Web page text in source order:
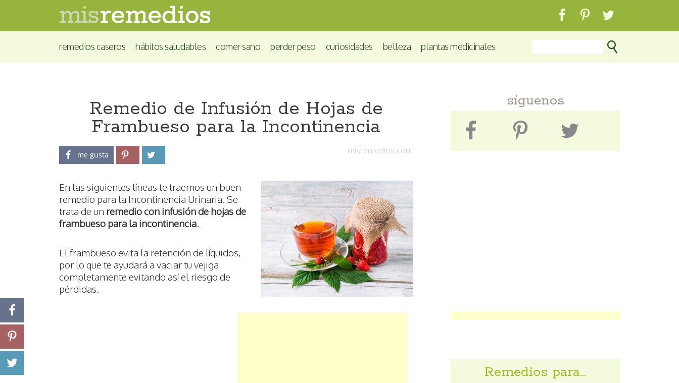
remedios caseros hábitos saludables comer sano perder peso curiosidades belleza plantas medicinales
Remedio de Infusión de Hojas de
Frambueso para la Incontinencia
misremedios.com
me gusta
En las siguientes líneas te traemos un buen
remedio para la Incontinencia Urinaria. Se
trata de un remedio con infusión de hojas de
frambueso para la incontinencia.
El frambueso evita la retención de líquidos,
por lo que te ayudará a vaciar tu vejiga
completamente evitando así el riesgo de
pérdidas.
síguenos
Remedios para…